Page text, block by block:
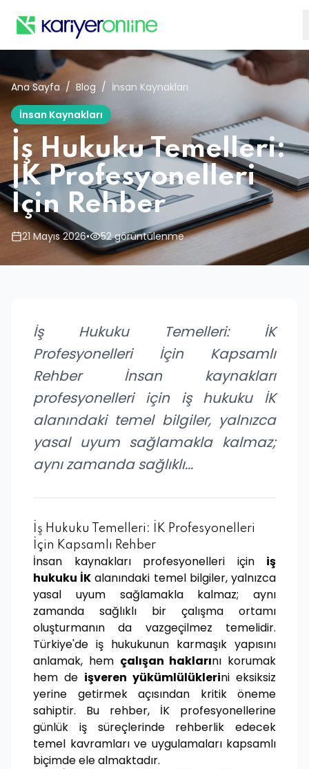
Ana Sayfa / Blog / İnsan Kaynakları
İnsan Kaynakları
İş Hukuku Temelleri:
İK Profesyonelleri
İçin Rehber
21 Mayıs 2026• 52 görüntülenme
İş Hukuku Temelleri: İK
Profesyonelleri İçin Kapsamlı
Rehber İnsan kaynakları
profesyonelleri için iş hukuku İK
alanındaki temel bilgiler, yalnızca
yasal uyum sağlamakla kalmaz;
aynı zamanda sağlıklı...
İş Hukuku Temelleri: İK Profesyonelleri
İçin Kapsamlı Rehber
İnsan kaynakları profesyonelleri için iş
hukuku İK alanındaki temel bilgiler, yalnızca
yasal uyum sağlamakla kalmaz; aynı
zamanda sağlıklı bir çalışma ortamı
oluşturmanın da vazgeçilmez temelidir.
Türkiye'de iş hukukunun karmaşık yapısını
anlamak, hem çalışan haklarını korumak
hem de işveren yükümlülüklerini eksiksiz
yerine getirmek açısından kritik öneme
sahiptir. Bu rehber, İK profesyonellerine
günlük iş süreçlerinde rehberlik edecek
temel kavramları ve uygulamaları kapsamlı
biçimde ele almaktadır.